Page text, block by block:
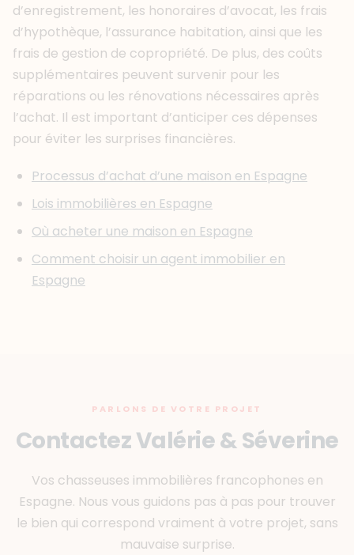
d’enregistrement, les honoraires d’avocat, les frais
d’hypothèque, l’assurance habitation, ainsi que les
frais de gestion de copropriété. De plus, des coûts
supplémentaires peuvent survenir pour les
réparations ou les rénovations nécessaires après
l’achat. Il est important d’anticiper ces dépenses
pour éviter les surprises financières.
Processus d’achat d’une maison en Espagne
Lois immobilières en Espagne
Où acheter une maison en Espagne
Comment choisir un agent immobilier en
Espagne
PARLONS DE VOTRE PROJET
Contactez Valérie & Séverine
Vos chasseuses immobilières francophones en
Espagne. Nous vous guidons pas à pas pour trouver
le bien qui correspond vraiment à votre projet, sans
mauvaise surprise.